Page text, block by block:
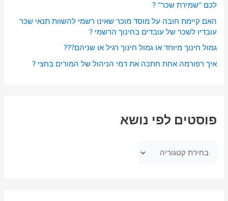
לכם "שמירת שכר" ?
האם קיימת חובה על מוסד מוכר שאינו רשמי להשוות תנאי שכר
עובדיו לשכר של עובדים בחינוך הרשמי ?
גמול חינוך מיוחד או גמול חינוך רגיל או שניהם???
איך רפורמה אחת חתכה את דמי הניהול של המורים בחצי ?
פוסטים לפי נושא